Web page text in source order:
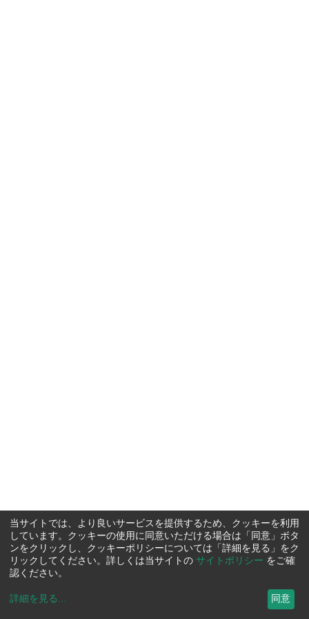
当サイトでは、より良いサービスを提供するため、クッキーを利用
しています。クッキーの使用に同意いただける場合は「同意」ボタ
ンをクリックし、クッキーポリシーについては「詳細を見る」をク
リックしてください。詳しくは当サイトの サイトポリシー をご確
認ください。
詳細を見る ... 同意